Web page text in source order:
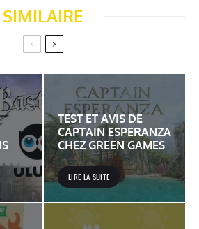
SIMILAIRE
TEST ET AVIS DE
CAPTAIN ESPERANZA
CHEZ GREEN GAMES
LIRE LA SUITE